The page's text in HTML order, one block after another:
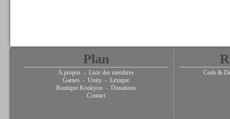
Plan
A propos - Liste des membres
Games - Unity - Lexique
Boutique Kookyoo - Donations
Contact
Code &